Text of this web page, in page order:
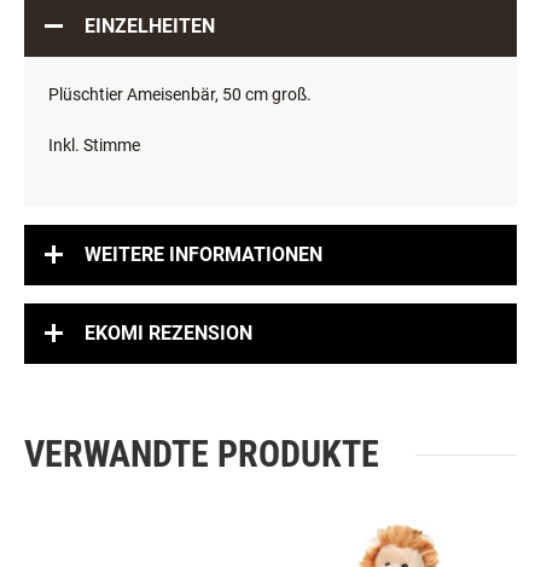
EINZELHEITEN
Plüschtier Ameisenbär, 50 cm groß.
Inkl. Stimme
WEITERE INFORMATIONEN
EKOMI REZENSION
VERWANDTE PRODUKTE